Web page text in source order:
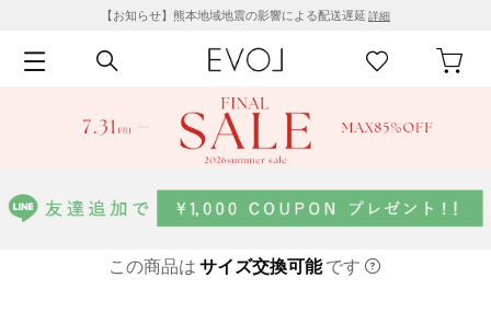
【お知らせ】熊本地域地震の影響による配送遅延 詳細
この商品は サイズ交換可能です